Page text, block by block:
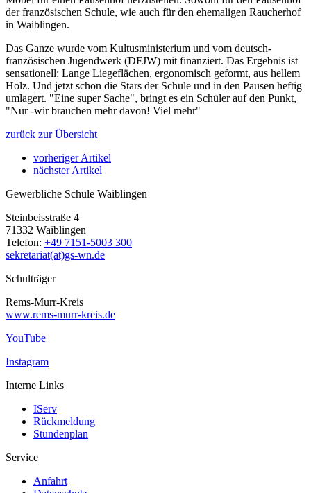
der französischen Schule, wie auch für den ehemaligen Raucherhof
in Waiblingen.
Das Ganze wurde vom Kultusministerium und vom deutsch-
französischen Jugendwerk (DFJW) mit finanziert. Das Ergebnis ist
sensationell: Lange Liegeflächen, ergonomisch geformt, aus hellem
Holz. Und jetzt schon die Stars der Schule und in den Pausen heftig
umlagert. "Eine super Sache", bringt es ein Schüler auf den Punkt,
"Nur -wir brauchen mehr davon! Viel mehr"
zurück zur Übersicht
vorheriger Artikel
nächster Artikel
Gewerbliche Schule Waiblingen
Steinbeisstraße 4
71332 Waiblingen
Telefon: +49 7151-5003 300
sekretariat(at)gs-wn.de
Schulträger
Rems-Murr-Kreis
www.rems-murr-kreis.de
YouTube
Instagram
Interne Links
IServ
Rückmeldung
Stundenplan
Service
Anfahrt